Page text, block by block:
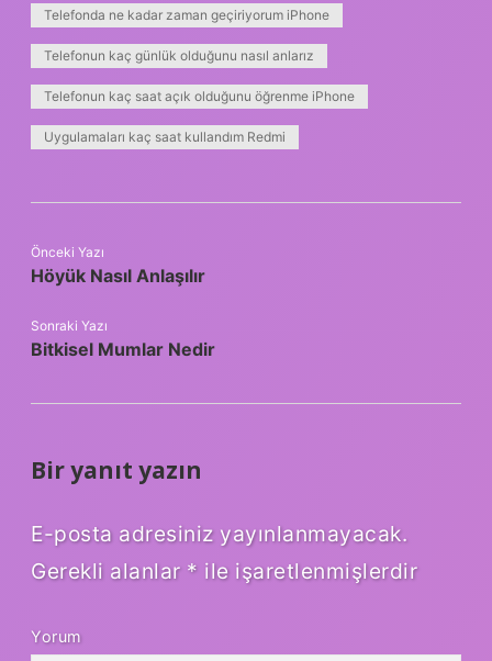
Telefonda ne kadar zaman geçiriyorum iPhone
Telefonun kaç günlük olduğunu nasıl anlarız
Telefonun kaç saat açık olduğunu öğrenme iPhone
Uygulamaları kaç saat kullandım Redmi
Önceki Yazı
Höyük Nasıl Anlaşılır
Sonraki Yazı
Bitkisel Mumlar Nedir
Bir yanıt yazın
E-posta adresiniz yayınlanmayacak.
Gerekli alanlar * ile işaretlenmişlerdir
Yorum